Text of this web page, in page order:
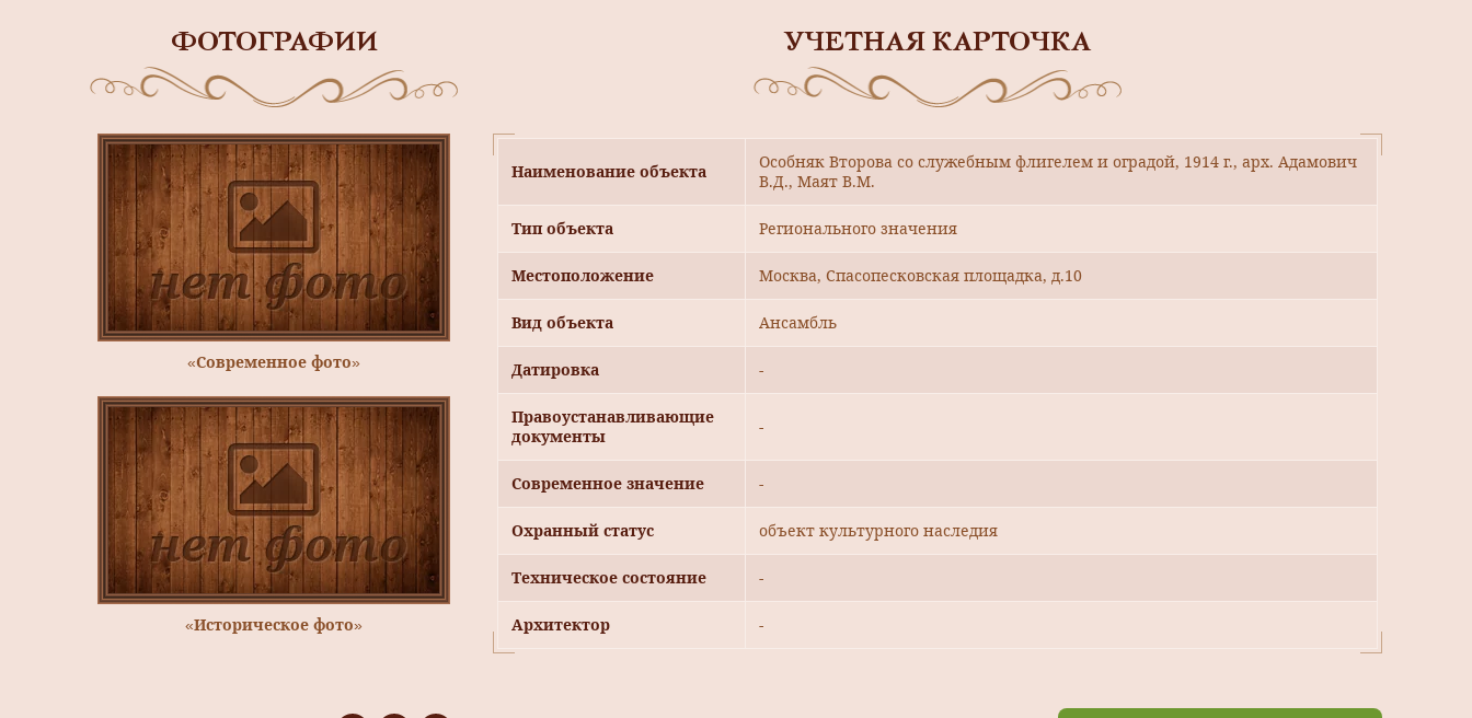
ФОТОГРАФИИ
«Современное фото»
«Историческое фото»
УЧЕТНАЯ КАРТОЧКА
Наименование объекта
Особняк Второва со служебным флигелем и оградой, 1914 г., арх. Адамович
В.Д., Маят В.М.
Тип объекта Регионального значения
Местоположение Москва, Спасопесковская площадка, д.10
Вид объекта Ансамбль
Датировка -
Правоустанавливающие
документы
-
Современное значение -
Охранный статус объект культурного наследия
Техническое состояние -
Архитектор -